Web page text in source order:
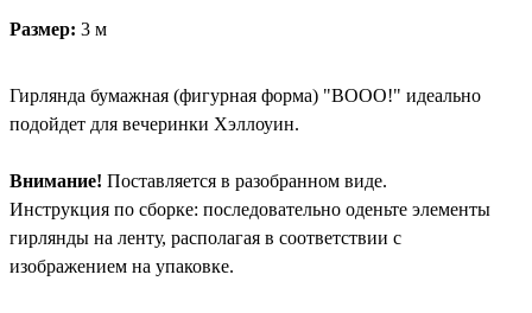
Размер: 3 м
Гирлянда бумажная (фигурная форма) "BOOO!" идеально
подойдет для вечеринки Хэллоуин.
Внимание! Поставляется в разобранном виде.
Инструкция по сборке: последовательно оденьте элементы
гирлянды на ленту, располагая в соответствии с
изображением на упаковке.